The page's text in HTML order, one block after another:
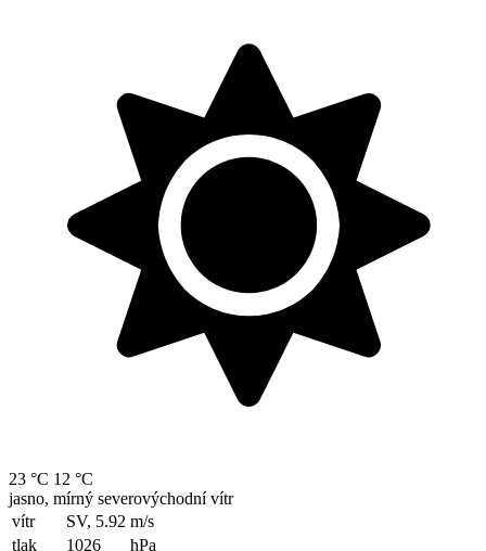
23 °C 12 °C
jasno, mírný severovýchodní vítr
vítr
SV, 5.92 m/s
tlak
1026
hPa